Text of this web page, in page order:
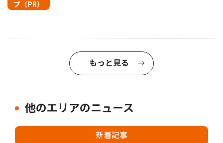
プ（PR）
もっと見る
他のエリアのニュース
新着記事